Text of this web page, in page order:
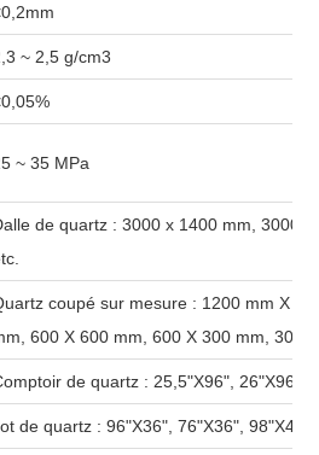
~ 2,5 g/cm3
~ 35 MPa
de quartz : 3000 x 1400 mm, 3000
coupé sur mesure : 1200 mm X
600 X 600 mm, 600 X 300 mm, 300
de quartz : 25,5"X96", 26"X96",
de quartz :96"X36", 76"X36",